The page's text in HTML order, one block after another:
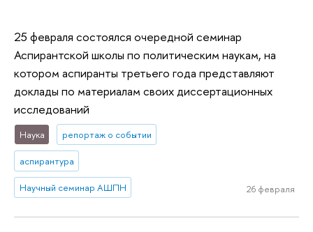
25 февраля состоялся очередной семинар
Аспирантской школы по политическим наукам, на
котором аспиранты третьего года представляют
доклады по материалам своих диссертационных
исследований
Наука репортаж о событии
аспирантура
Научный семинар АШПН 26 февраля